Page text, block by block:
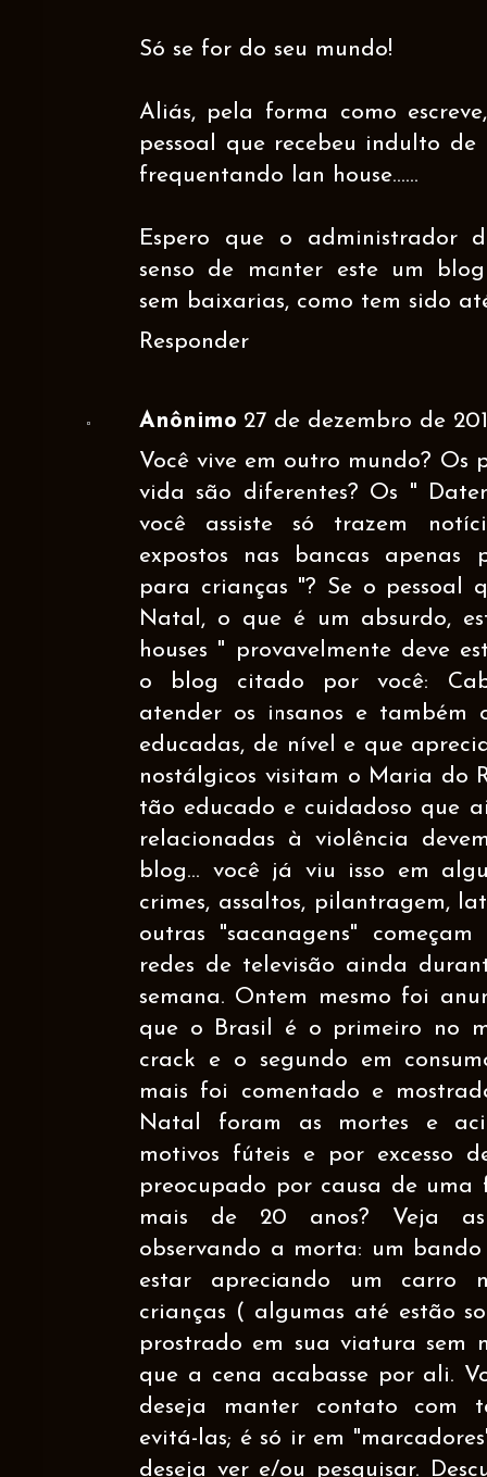
Só se for do seu mundo!
Aliás, pela forma como
pessoal que recebeu indulto de
frequentando lan house......
Espero que o administrador
senso de manter este um
sem baixarias, como tem sido
Responder
Anônimo 27 de dezembro de
Você vive em outro mundo? Os
vida são diferentes? Os "
você assiste só trazem
expostos nas bancas apenas
para crianças "? Se o pessoal
Natal, o que é um absurdo,
houses " provavelmente deve
o blog citado por você:
atender os insanos e também
educadas, de nível e que
nostálgicos visitam o Maria do
tão educado e cuidadoso que
relacionadas à violência
blog... você já viu isso em
crimes, assaltos, pilantragem,
outras "sacanagens"
redes de televisão ainda
semana. Ontem mesmo foi
que o Brasil é o primeiro no
crack e o segundo em
mais foi comentado e
Natal foram as mortes e
motivos fúteis e por excesso
preocupado por causa de uma
mais de 20 anos? Veja as
observando a morta: um
estar apreciando um carro
crianças ( algumas até estão
prostrado em sua viatura sem
que a cena acabasse por ali.
deseja manter contato com
evitá-las; é só ir em
deseja ver e/ou pesquisar.